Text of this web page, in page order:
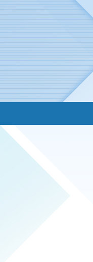
移至網頁之主要內容區位置